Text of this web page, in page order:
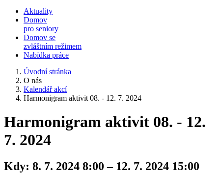
Aktuality
Domov
pro seniory
Domov se
zvláštním režimem
Nabídka práce
Úvodní stránka
O nás
Kalendář akcí
Harmonigram aktivit 08. - 12. 7. 2024
Harmonigram aktivit 08. - 12.
7. 2024
Kdy: 8. 7. 2024 8:00 – 12. 7. 2024 15:00